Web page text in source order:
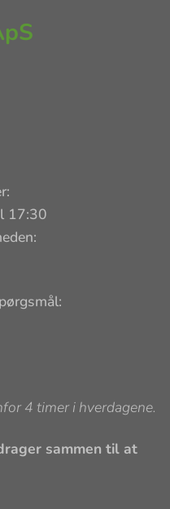
17:30
4 timer i hverdagene.
sammen til at